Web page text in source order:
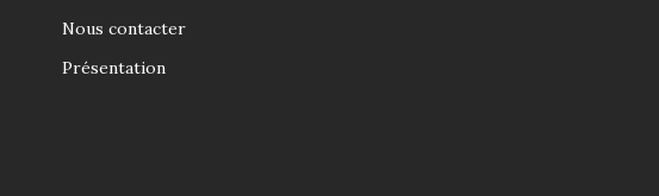
Nous contacter
Présentation